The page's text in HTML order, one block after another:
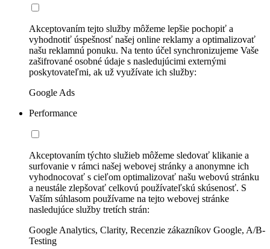
Akceptovaním tejto služby môžeme lepšie pochopiť a
vyhodnotiť úspešnosť našej online reklamy a optimalizovať
našu reklamnú ponuku. Na tento účel synchronizujeme Vaše
zašifrované osobné údaje s nasledujúcimi externými
poskytovateľmi, ak už využívate ich služby:
Google Ads
Performance
Akceptovaním týchto služieb môžeme sledovať klikanie a
surfovanie v rámci našej webovej stránky a anonymne ich
vyhodnocovať s cieľom optimalizovať našu webovú stránku
a neustále zlepšovať celkovú používateľskú skúsenosť. S
Vaším súhlasom používame na tejto webovej stránke
nasledujúce služby tretích strán:
Google Analytics, Clarity, Recenzie zákazníkov Google, A/B-
Testing